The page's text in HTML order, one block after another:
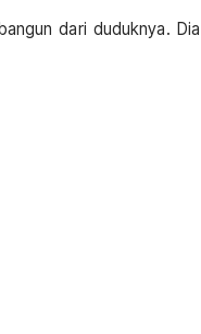
dari duduknya.